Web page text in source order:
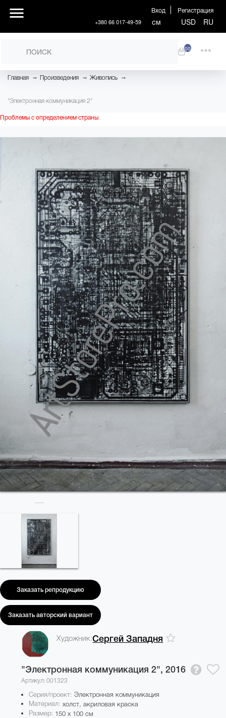
Вход Регистрация
+380 66 017-49-59 см USD RU
00
Главная → Произведения → Живопись →
"Электронная коммуникация 2"
Проблемы с определением страны
Заказать репродукцию
Заказать авторский вариант
Художник:Сергей Западня
"Электронная коммуникация 2", 2016
Артикул: 001323
Серия/проект:Электронная коммуникация
Материал: холст, акриловая краска
Размер: 150 x 100 см